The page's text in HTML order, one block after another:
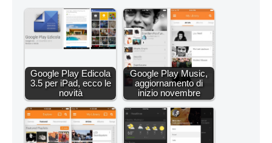
Google Play Edicola
3.5 per iPad, ecco le
novità
Google Play Music,
aggiornamento di
inizio novembre